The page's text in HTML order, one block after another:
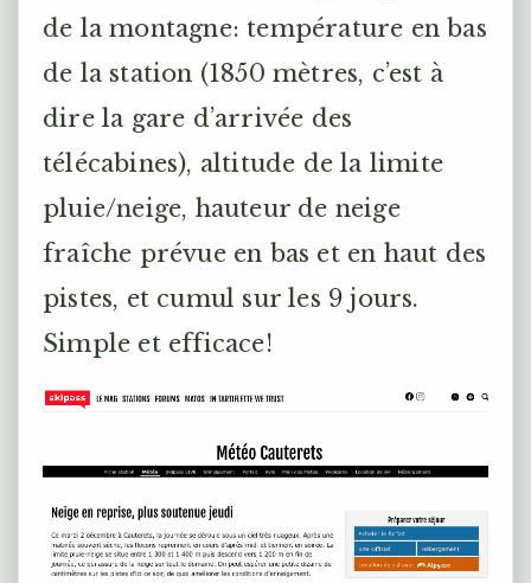
de la montagne: température en bas
de la station (1850 mètres, c’est à
dire la gare d’arrivée des
télécabines), altitude de la limite
pluie/neige, hauteur de neige
fraîche prévue en bas et en haut des
pistes, et cumul sur les 9 jours.
Simple et efficace!